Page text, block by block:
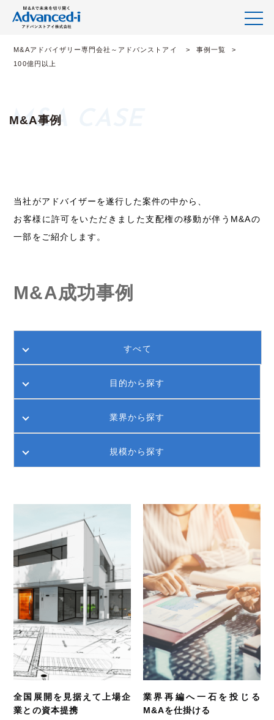
M&Aアドバイザリー専門会社～アドバンストアイ
事例一覧
100億円以上
M&A事例
当社がアドバイザーを遂行した案件の中から、
お客様に許可をいただきました支配権の移動が伴うM&Aの
一部をご紹介します。
M&A成功事例
すべて
目的から探す
業界から探す
規模から探す
全国展開を見据えて上場企
業との資本提携
業界再編へ一石を投じる
M&Aを仕掛ける